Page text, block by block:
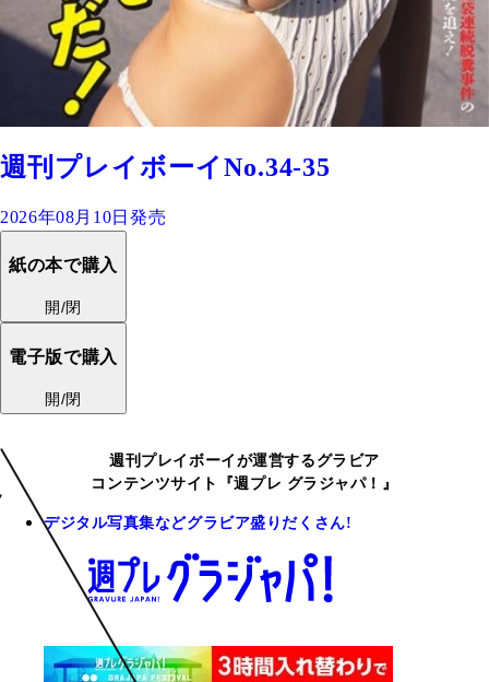
週刊プレイボーイNo.34-35
2026年08月10日発売
紙の本で購入
開/閉
電子版で購入
開/閉
週刊プレイボーイが運営するグラビア
コンテンツサイト『週プレ グラジャパ！』
デジタル写真集などグラビア盛りだくさん!